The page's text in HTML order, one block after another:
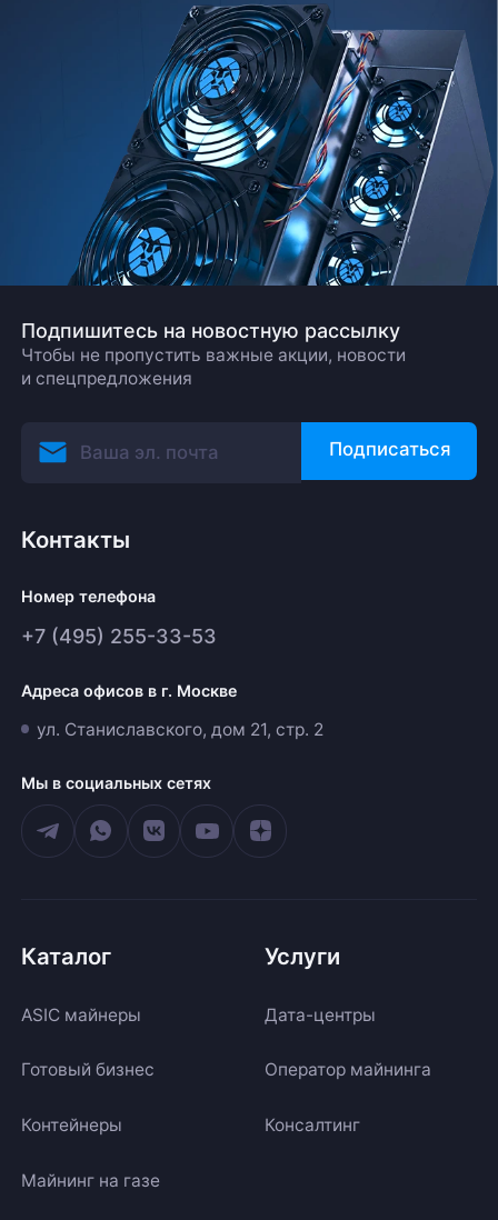
Подпишитесь на новостную рассылку
Чтобы не пропустить важные акции, новости
и спецпредложения
Подписаться
Контакты
Номер телефона
+7 (495) 255-33-53
Адреса офисов в г. Москве
ул. Станиславского, дом 21, стр. 2
Мы в социальных сетях
Каталог
ASIC майнеры
Готовый бизнес
Контейнеры
Майнинг на газе
Услуги
Дата-центры
Оператор майнинга
Консалтинг